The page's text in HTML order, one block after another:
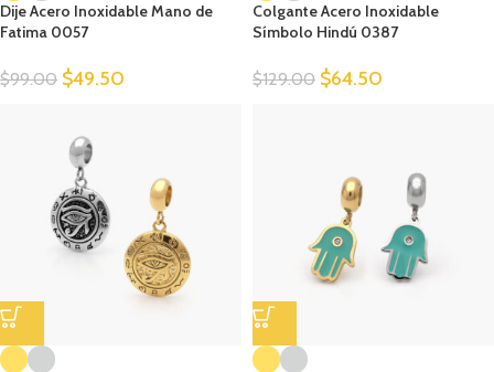
Dije Acero Inoxidable Mano de
Fatima 0057
$99.00 $49.50
Colgante Acero Inoxidable
Símbolo Hindú 0387
$129.00 $64.50